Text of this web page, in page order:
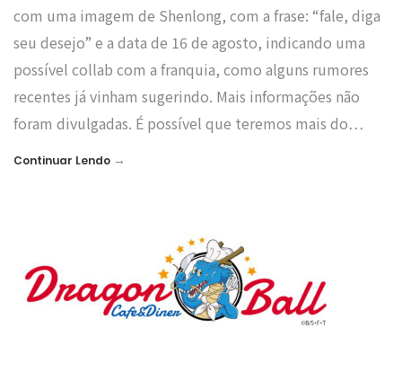
com uma imagem de Shenlong, com a frase: “fale, diga
seu desejo” e a data de 16 de agosto, indicando uma
possível collab com a franquia, como alguns rumores
recentes já vinham sugerindo. Mais informações não
foram divulgadas. É possível que teremos mais do…
Continuar Lendo →